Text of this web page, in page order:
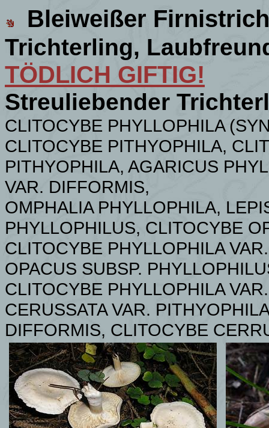
Bleiweißer
Trichterling,
TÖDLICH GIFTIG!
Streuliebender
CLITOCYBE PHYLLOPHILA
CLITOCYBE PITHYOPHILA,
PITHYOPHILA, AGARICUS
VAR. DIFFORMIS,
OMPHALIA PHYLLOPHILA,
PHYLLOPHILUS, CLITOCYBE
CLITOCYBE PHYLLOPHILA
OPACUS SUBSP.
CLITOCYBE PHYLLOPHILA
CERUSSATA VAR.
DIFFORMIS, CLITOCYBE